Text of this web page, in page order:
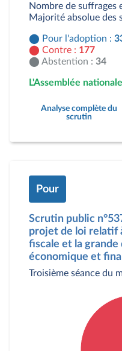
Nombre de suffrages
Majorité absolue des
Pour l'adoption :
Contre : 177
Abstention : 34
L'Assemblée
Analyse complète du
scrutin
Pour
Scrutin public
projet de loi relatif
fiscale et la grande
économique et
Troisième séance du